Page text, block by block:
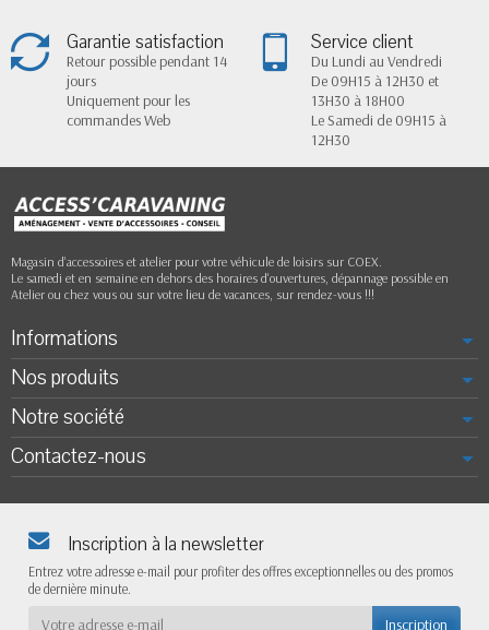
Garantie satisfaction
Retour possible pendant 14
jours
Uniquement pour les
commandes Web
Service client
Du Lundi au Vendredi
De 09H15 à 12H30 et
13H30 à 18H00
Le Samedi de 09H15 à
12H30
Magasin d'accessoires et atelier pour votre véhicule de loisirs sur COEX.
Le samedi et en semaine en dehors des horaires d'ouvertures, dépannage possible en
Atelier ou chez vous ou sur votre lieu de vacances, sur rendez-vous !!!
Informations
Nos produits
Notre société
Contactez-nous
Inscription à la newsletter
Entrez votre adresse e-mail pour profiter des offres exceptionnelles ou des promos
de dernière minute.